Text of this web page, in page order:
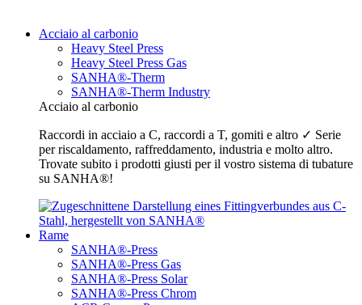
Acciaio al carbonio
Heavy Steel Press
Heavy Steel Press Gas
SANHA®-Therm
SANHA®-Therm Industry
Acciaio al carbonio
Raccordi in acciaio a C, raccordi a T, gomiti e altro ✓ Serie
per riscaldamento, raffreddamento, industria e molto altro.
Trovate subito i prodotti giusti per il vostro sistema di tubature
su SANHA®!
Rame
SANHA®-Press
SANHA®-Press Gas
SANHA®-Press Solar
SANHA®-Press Chrom